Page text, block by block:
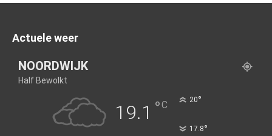
Actuele weer
NOORDWIJK
Half Bewolkt
19.1 °C 20°
17.8°